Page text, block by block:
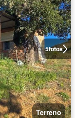
5fotos
Terreno